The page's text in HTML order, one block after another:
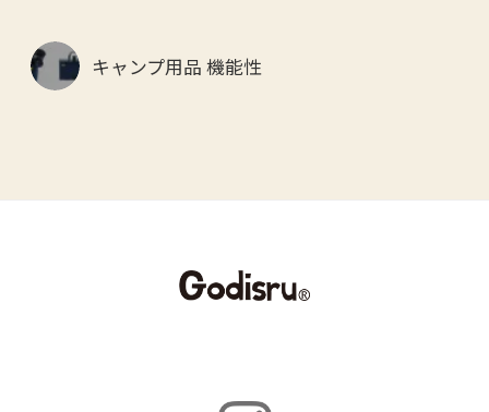
キャンプ用品 機能性